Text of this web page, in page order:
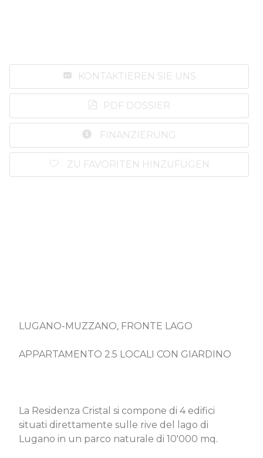
KONTAKTIEREN SIE UNS
PDF DOSSIER
FINANZIERUNG
ZU FAVORITEN HINZUFÜGEN
LUGANO-MUZZANO, FRONTE LAGO
APPARTAMENTO 2.5 LOCALI CON GIARDINO
La Residenza Cristal si compone di 4 edifici
situati direttamente sulle rive del lago di
Lugano in un parco naturale di 10'000 mq.